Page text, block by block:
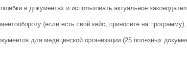
в документах и использовать актуальное
(если есть свой кейс, приносите на программу),
для медицинской организации (25 полезных